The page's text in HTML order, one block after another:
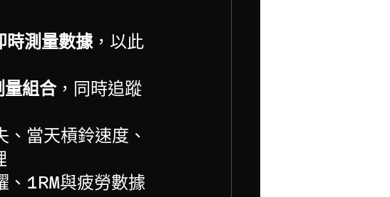
時測量數據，以此
量組合，同時追蹤
、當天槓鈴速度、
1RM與疲勞數據